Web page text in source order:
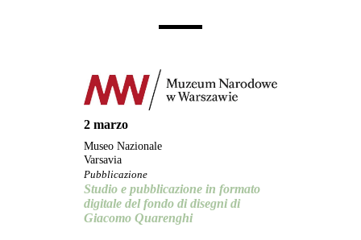
2 marzo
Museo Nazionale
Varsavia
Pubblicazione
Studio e pubblicazione in formato
digitale del fondo di disegni di
Giacomo Quarenghi